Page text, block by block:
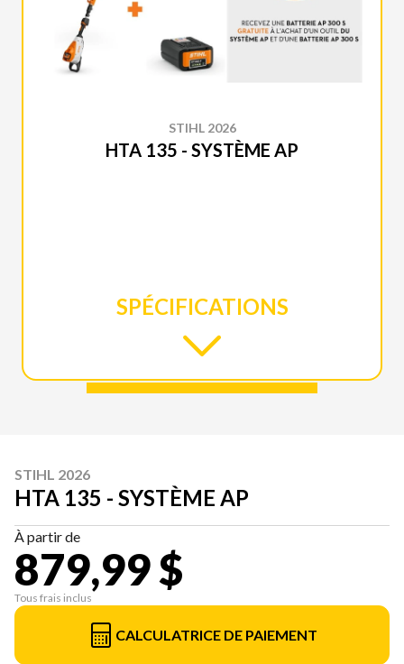
STIHL 2026
HTA 135 - SYSTÈME AP
SPÉCIFICATIONS
STIHL 2026
HTA 135 - SYSTÈME AP
À partir de
879,99 $
Tous frais inclus
CALCULATRICE DE PAIEMENT